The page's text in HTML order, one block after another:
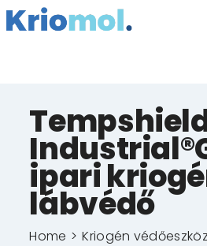
Kihagyás
ipari
lábvédő
Home
Kriogén